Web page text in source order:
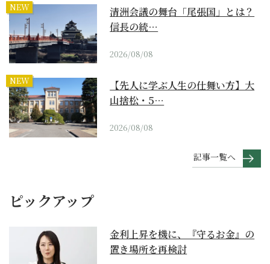
NEW
清洲会議の舞台「尾張国」とは？
信長の統…
2026/08/08
NEW
【先人に学ぶ人生の仕舞い方】大
山捨松・5…
2026/08/08
記事一覧へ
ピックアップ
金利上昇を機に、『守るお金』の
置き場所を再検討